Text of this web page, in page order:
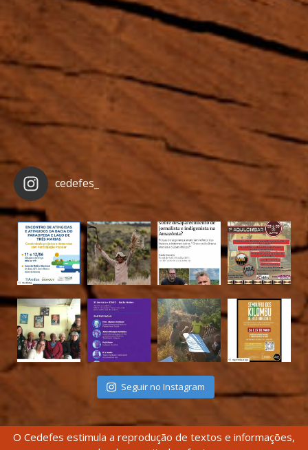
cedefes_
Seguir no Instagram
O Cedefes estimula a reprodução de textos e informações,